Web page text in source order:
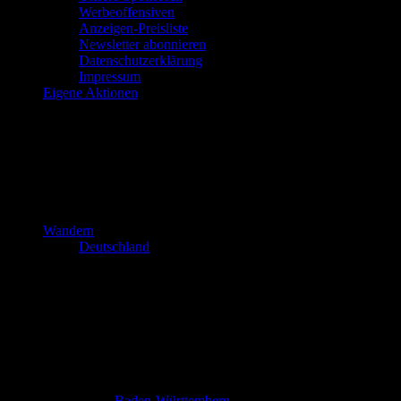
Werbeoffensiven
Anzeigen-Preisliste
Newsletter abonnieren
Datenschutzerklärung
Impressum
Eigene Aktionen
Wandern
Deutschland